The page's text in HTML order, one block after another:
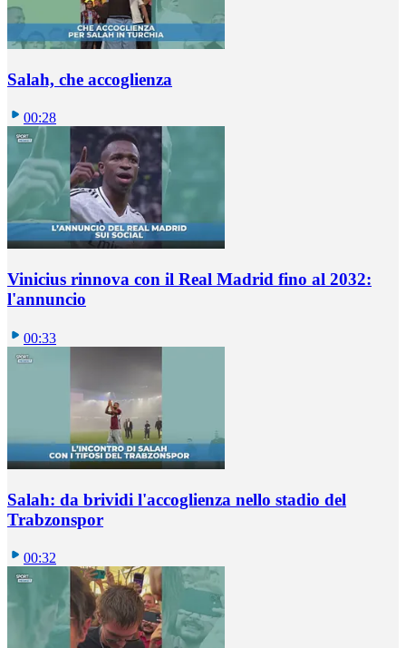
Salah, che accoglienza
00:28
Vinicius rinnova con il Real Madrid fino al 2032:
l'annuncio
00:33
Salah: da brividi l'accoglienza nello stadio del
Trabzonspor
00:32